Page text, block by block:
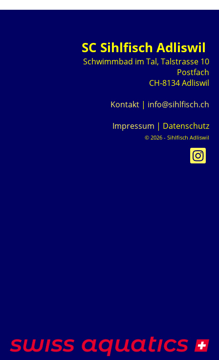
SC Sihlfisch Adliswil
Schwimmbad im Tal, Talstrasse 10
Postfach
CH-8134 Adliswil
Kontakt | info@sihlfisch.ch
Impressum | Datenschutz
© 2026 - Sihlfisch Adliswil